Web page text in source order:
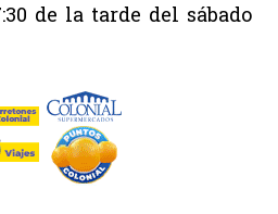
de la tarde del sábado